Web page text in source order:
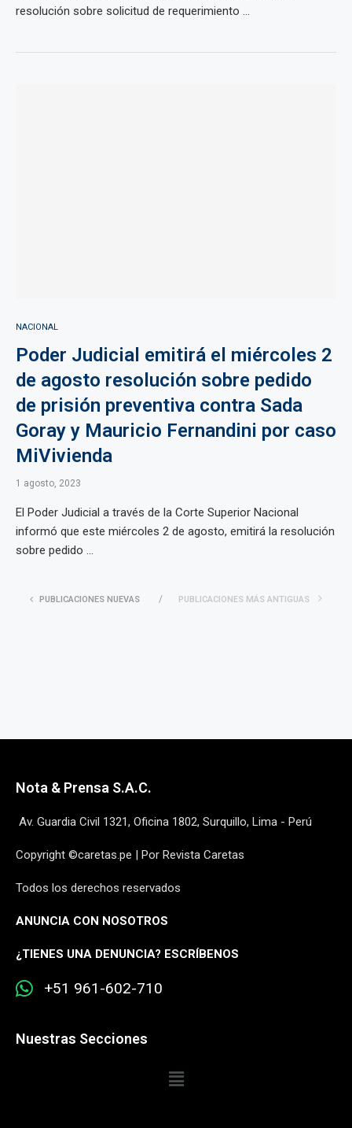
resolución sobre solicitud de requerimiento ...
NACIONAL
Poder Judicial emitirá el miércoles 2
de agosto resolución sobre pedido
de prisión preventiva contra Sada
Goray y Mauricio Fernandini por caso
MiVivienda
1 agosto, 2023
El Poder Judicial a través de la Corte Superior Nacional
informó que este miércoles 2 de agosto, emitirá la resolución
sobre pedido ...
PUBLICACIONES NUEVAS PUBLICACIONES MÁS ANTIGUAS
Nota & Prensa S.A.C.
Av. Guardia Civil 1321, Oficina 1802, Surquillo, Lima - Perú
Copyright ©caretas.pe | Por Revista Caretas
Todos los derechos reservados
ANUNCIA CON NOSOTROS
¿TIENES UNA DENUNCIA? ESCRÍBENOS
+51 961-602-710
Nuestras Secciones